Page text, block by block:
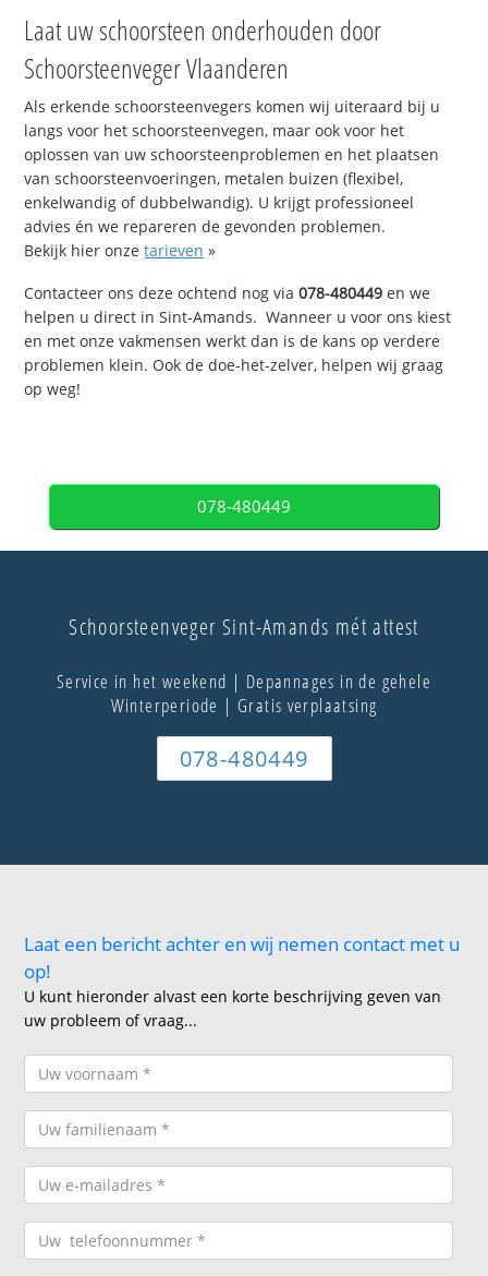
Laat uw schoorsteen onderhouden door
Schoorsteenveger Vlaanderen
Als erkende schoorsteenvegers komen wij uiteraard bij u
langs voor het schoorsteenvegen, maar ook voor het
oplossen van uw schoorsteenproblemen en het plaatsen
van schoorsteenvoeringen, metalen buizen (flexibel,
enkelwandig of dubbelwandig). U krijgt professioneel
advies én we repareren de gevonden problemen.
Bekijk hier onzetarieven »
Contacteer ons deze ochtend nog via078-480449 en we
helpen u direct in Sint-Amands. Wanneer u voor ons kiest
en met onze vakmensen werkt dan is de kans op verdere
problemen klein. Ook de doe-het-zelver, helpen wij graag
op weg!
078-480449
Schoorsteenveger Sint-Amands mét attest
Service in het weekend | Depannages in de gehele
Winterperiode | Gratis verplaatsing
078-480449
Laat een bericht achter en wij nemen contact met u
op!
U kunt hieronder alvast een korte beschrijving geven van
uw probleem of vraag...